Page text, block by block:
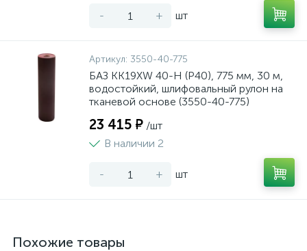
- + шт
Артикул: 3550-40-775
БАЗ KK19XW 40-H (Р40), 775 мм, 30 м,
водостойкий, шлифовальный рулон на
тканевой основе (3550-40-775)
23 415 ₽ /шт
В наличии 2
- + шт
Похожие товары